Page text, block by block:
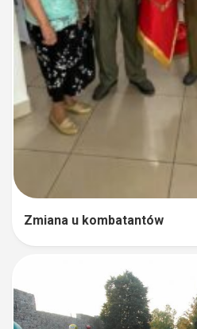
Zmiana u kombatantów